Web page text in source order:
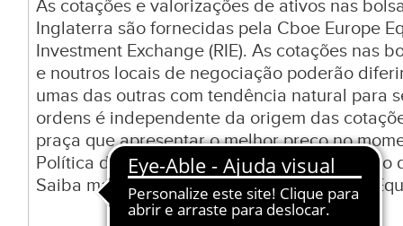
As cotações e valorizações de ativos nas
Inglaterra são fornecidas pela Cboe Europe
Investment Exchange (RIE). As cotações nas
e noutros locais de negociação poderão
umas das outras com tendência natural para
ordens é independente da origem das
praça que apresentar o melhor preço no
Política de Receção, Execução e Transmissão
Saiba mais sobre o mercado Cboe Europe